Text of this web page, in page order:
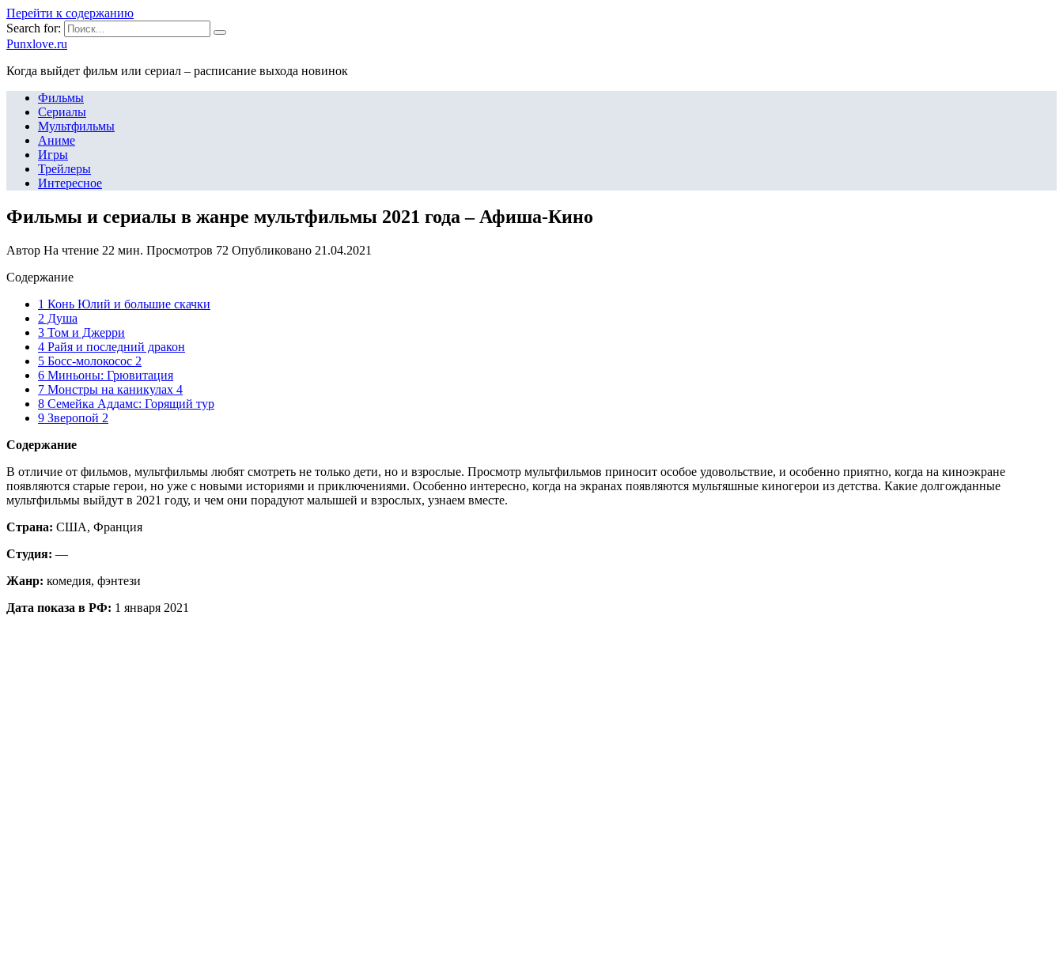
Перейти к содержанию
Search for:
Punxlove.ru
Когда выйдет фильм или сериал – расписание выхода новинок
Фильмы
Сериалы
Мультфильмы
Аниме
Игры
Трейлеры
Интересное
Фильмы и сериалы в жанре мультфильмы 2021 года – Афиша-Кино
Автор На чтение 22 мин. Просмотров 72 Опубликовано 21.04.2021
Содержание
1 Конь Юлий и большие скачки
2 Душа
3 Том и Джерри
4 Райя и последний дракон
5 Босс-молокосос 2
6 Миньоны: Грювитация
7 Монстры на каникулах 4
8 Семейка Аддамс: Горящий тур
9 Зверопой 2
Содержание
В отличие от фильмов, мультфильмы любят смотреть не только дети, но и взрослые. Просмотр мультфильмов приносит особое удовольствие, и особенно приятно, когда на киноэкране
появляются старые герои, но уже с новыми историями и приключениями. Особенно интересно, когда на экранах появляются мультяшные киногерои из детства. Какие долгожданные
мультфильмы выйдут в 2021 году, и чем они порадуют малышей и взрослых, узнаем вместе.
Страна: США, Франция
Студия: —
Жанр: комедия, фэнтези
Дата показа в РФ: 1 января 2021